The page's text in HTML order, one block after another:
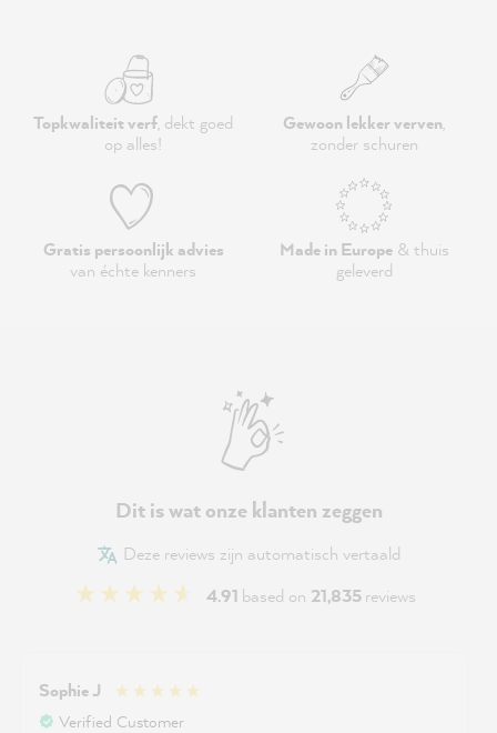
Topkwaliteit verf, dekt goed
op alles!
Gewoon lekker verven,
zonder schuren
Gratis persoonlijk advies
van échte kenners
Made in Europe& thuis
geleverd
Dit is wat onze klanten zeggen
Deze reviews zijn automatisch vertaald
4.91 based on 21,835reviews
Sophie J
Verified Customer